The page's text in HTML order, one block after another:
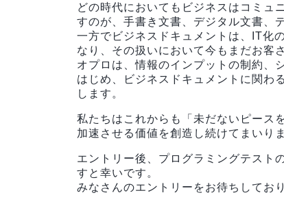
どの時代においてもビジネスはコミュ
すのが、手書き文書、デジタル文書、
一方でビジネスドキュメントは、IT化
なり、その扱いにおいて今もまだお客
オプロは、情報のインプットの制約、
はじめ、ビジネスドキュメントに関わ
します。
私たちはこれからも「未だないピース
加速させる価値を創造し続けてまいりま
エントリー後、プログラミングテスト
すと幸いです。
みなさんのエントリーをお待ちしてお